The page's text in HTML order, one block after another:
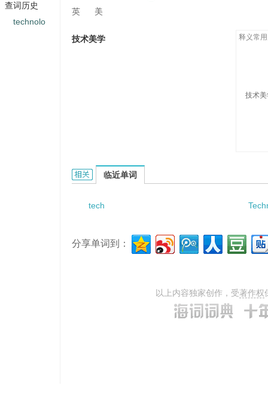
英 美
技术美学 释义常
技术
TechnologicaAesthetics的相关资料：
临近单词
tech
分享单词到：
以上内容独家创作，受著作权
查词历史
technolo